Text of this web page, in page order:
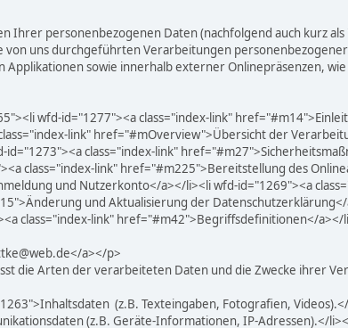
personenbezogenen Daten (nachfolgend auch kurz als
uns durchgeführten Verarbeitungen
sowie innerhalb externer Onlinepräsenzen, wie
wfd-id="1277"><a class="index-link"
link" href="#mOverview">Übersicht der
class="index-link"
class="index-link" href="#m225">Bereitstellung des
und Nutzerkonto</a></li><li wfd-id="1269"><a
und Aktualisierung der
class="index-link" href="#m42">Begriffsdefinitionen</a></
a></p>
die Arten der verarbeiteten Daten und die Zwecke ihrer
(z.B. Texteingaben, Fotografien,
(z.B. Geräte-Informationen, IP-Adressen).</